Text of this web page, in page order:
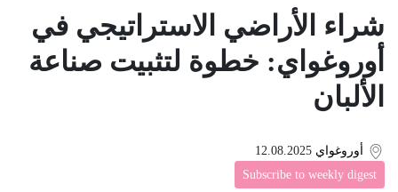
شراء الأراضي الاستراتيجي في
أوروغواي: خطوة لتثبيت صناعة
الألبان
أوروغواي 12.08.2025
Subscribe to weekly digest